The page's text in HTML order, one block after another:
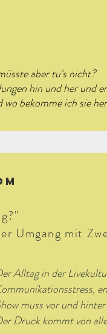
aber tu's nicht?
hin und her und
bekomme ich sie
Umgang mit
Alltag in der
muss vor und
Druck kommt von